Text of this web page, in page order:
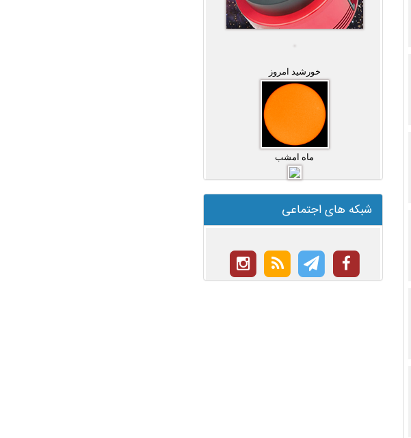
خورشید امروز
ماه امشب
شبکه های اجتماعی